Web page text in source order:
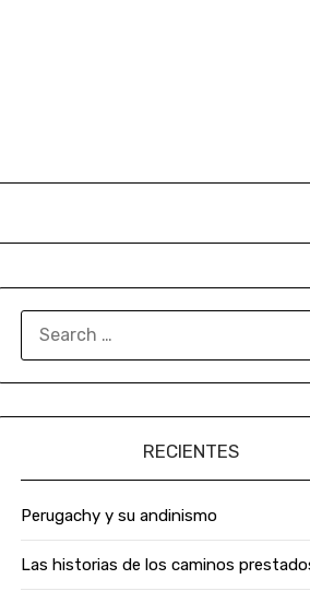
RECIENTES
Perugachy y su andinismo
Las historias de los caminos